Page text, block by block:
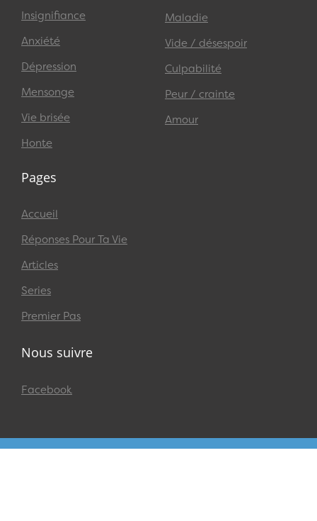
Insignifiance
Anxiété
Dépression
Mensonge
Vie brisée
Honte
Maladie
Vide / désespoir
Culpabilité
Peur / crainte
Amour
Pages
Accueil
Réponses Pour Ta Vie
Articles
Series
Premier Pas
Nous suivre
Facebook